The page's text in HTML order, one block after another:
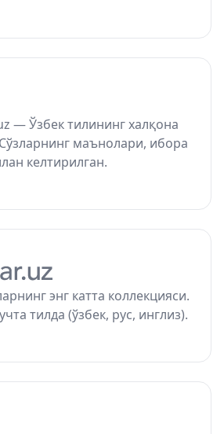
— Ўзбек тилининг халқона
маънолари, ибора
келтирилган.
энг катта коллекцияси.
тилда (ўзбек, рус, инглиз).